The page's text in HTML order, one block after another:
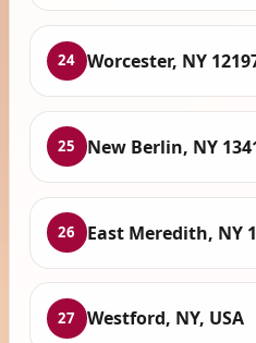
24 Worcester, NY
25 New Berlin, NY
26 East Meredith, NY
27 Westford, NY, USA